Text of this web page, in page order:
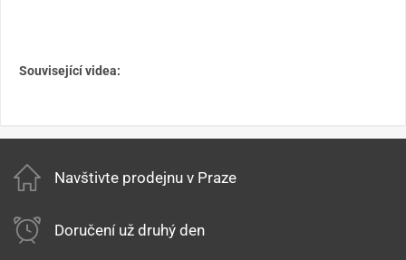
Související videa:
Navštivte prodejnu v Praze
Doručení už druhý den